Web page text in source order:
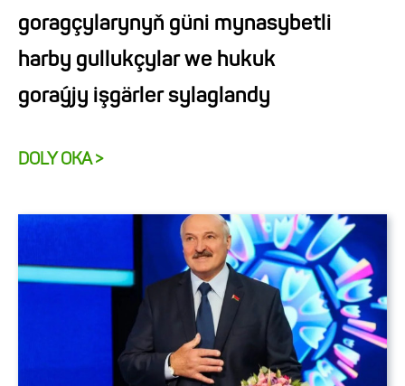
goragçylarynyň güni mynasybetli
harby gullukçylar we hukuk
goraýjy işgärler sylaglandy
DOLY OKA >